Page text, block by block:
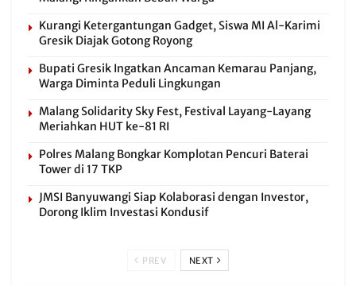
Kurangi Ketergantungan Gadget, Siswa MI Al-Karimi
Gresik Diajak Gotong Royong
Bupati Gresik Ingatkan Ancaman Kemarau Panjang,
Warga Diminta Peduli Lingkungan
Malang Solidarity Sky Fest, Festival Layang-Layang
Meriahkan HUT ke-81 RI
Polres Malang Bongkar Komplotan Pencuri Baterai
Tower di 17 TKP
JMSI Banyuwangi Siap Kolaborasi dengan Investor,
Dorong Iklim Investasi Kondusif
PREV NEXT